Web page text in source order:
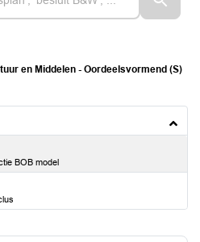
en Middelen - Oordeelsvormend (S)
BOB model